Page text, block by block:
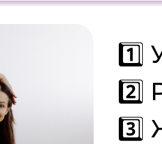
1️⃣
2️⃣
3️⃣